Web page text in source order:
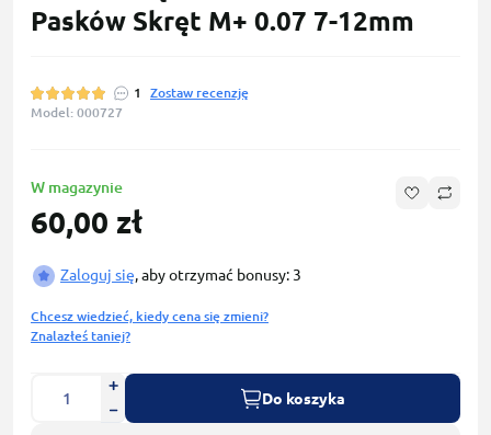
Pasków Skręt M+ 0.07 7-12mm
1
Zostaw recenzję
Model: 000727
W magazynie
60,00 zł
Zaloguj się, aby otrzymać bonusy: 3
Chcesz wiedzieć, kiedy cena się zmieni?
Znalazłeś taniej?
Do koszyka